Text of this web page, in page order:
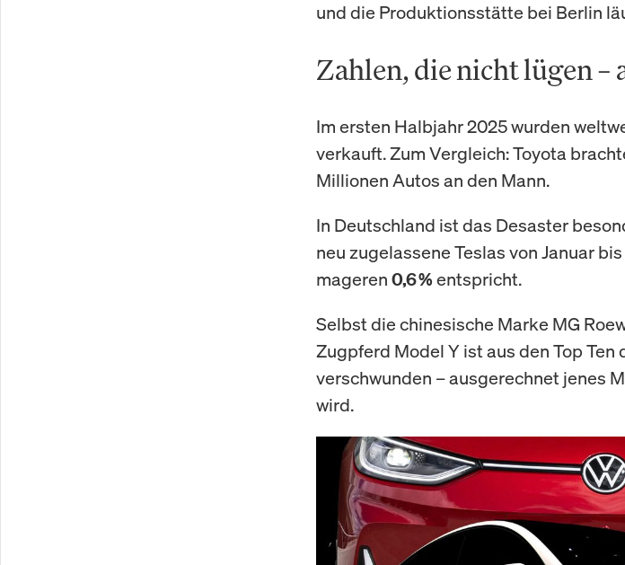
und die Produktionsstätte bei Berlin
Zahlen, die nicht lügen –
Im ersten Halbjahr 2025 wurden
verkauft. Zum Vergleich: Toyota
Millionen Autos an den Mann.
In Deutschland ist das Desaster
neu zugelassene Teslas von Januar
mageren 0,6 % entspricht.
Selbst die chinesische Marke MG
Zugpferd Model Y ist aus den Top
verschwunden – ausgerechnet jenes
wird.